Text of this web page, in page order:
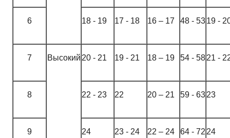
6 18 - 19 17 - 18 16 – 17 48 - 5319 -
7 Высокий 20 - 21 19 - 21 18 – 19 54 - 5821 -
8 22 - 23 22 20 – 21 59 - 6323
9 24 23 - 24 22 – 24 64 - 72 24